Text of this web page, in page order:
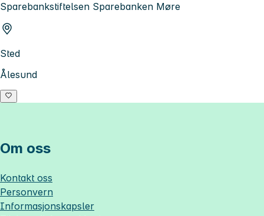
Sparebankstiftelsen Sparebanken Møre
Sted
Ålesund
Om oss
Kontakt oss
Personvern
Informasjonskapsler